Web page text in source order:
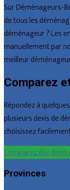
Sur Déménageurs-
de tous les
déménageur ? Les
manuellement par
meilleur
Comparez
Répondez à
plusieurs devis de
choisissez
Comparez des
Provinces